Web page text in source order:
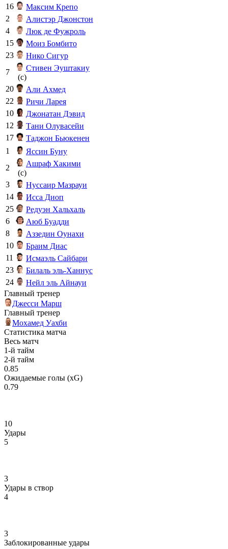
16
Максим Крепо
2
Алистэр Джонстон
4
Люк де Фужроль
15
Моиз Бомбито
23
Нико Сигур
7
Стивен Эуштакиу
(c)
20
Али Ахмед
22
Ричи Ларея
10
Джонатан Дэвид
12
Тани Олувасейи
17
Таджон Бьюкенен
1
Яссин Буну
2
Ашраф Хакими
(c)
3
Нуссаир Мазрауи
14
Исса Диоп
25
Редуэн Хальхаль
6
Аюб Буадди
8
Аззедин Оунахи
10
Браим Диас
11
Исмаэль Сайбари
23
Билаль эль-Ханнус
24
Нейл эль Айнауи
Главный тренер
Джесси Марш
Главный тренер
Мохамед Уахби
Статистика матча
Весь матч
1-й тайм
2-й тайм
0.85
Ожидаемые голы (xG)
0.79
10
Удары
5
3
Удары в створ
4
3
Заблокированные удары